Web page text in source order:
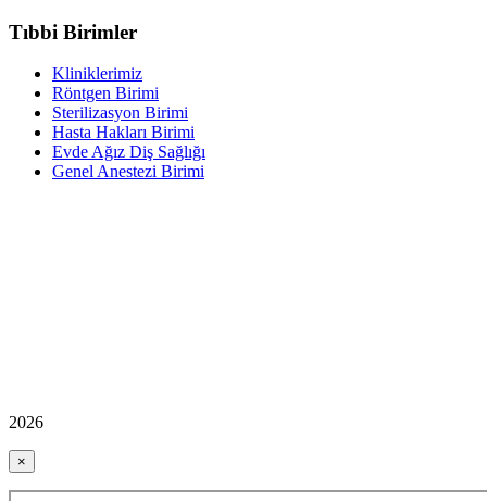
Tıbbi Birimler
Kliniklerimiz
Röntgen Birimi
Sterilizasyon Birimi
Hasta Hakları Birimi
Evde Ağız Diş Sağlığı
Genel Anestezi Birimi
2026
×